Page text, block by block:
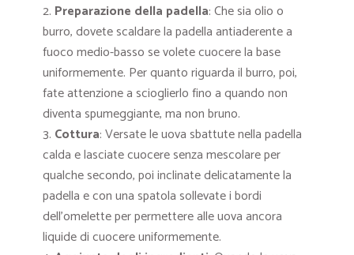
Preparazione della padella: Che sia olio o
burro, dovete scaldare la padella antiaderente a
fuoco medio-basso se volete cuocere la base
uniformemente. Per quanto riguarda il burro, poi,
fate attenzione a scioglierlo fino a quando non
diventa spumeggiante, ma non bruno.
Cottura: Versate le uova sbattute nella padella
calda e lasciate cuocere senza mescolare per
qualche secondo, poi inclinate delicatamente la
padella e con una spatola sollevate i bordi
dell’omelette per permettere alle uova ancora
liquide di cuocere uniformemente.